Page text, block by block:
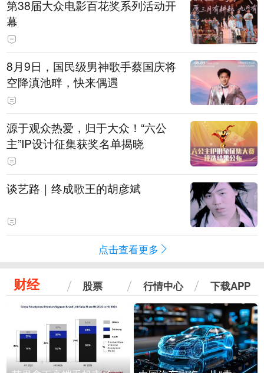
第38届大众电影百花奖系列活动开
幕
8月9日，国民级男神歌手蔡国庆将
空降滇池畔，快来偶遇
源于观众热爱，归于大众！“六公
主”IP设计征集获奖名单揭晓
谈艺路｜终成歌王的胡彦斌
点击查看更多
财经 股票 行情中心 下载APP